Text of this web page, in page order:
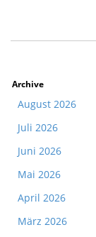
Archive
August 2026
Juli 2026
Juni 2026
Mai 2026
April 2026
März 2026